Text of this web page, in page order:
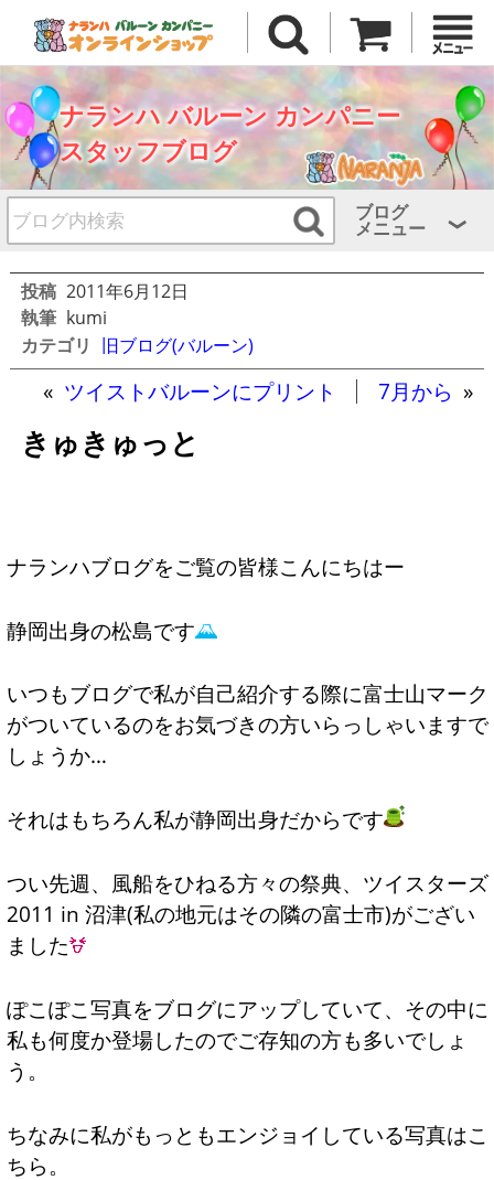
ナランハ バルーン カンパニー
スタッフブログ
ブログ
メニュー
投稿 2011年6月12日
執筆 kumi
カテゴリ 旧ブログ(バルーン)
« ツイストバルーンにプリント 7月から »
きゅきゅっと
ナランハブログをご覧の皆様こんにちはー
静岡出身の松島です
いつもブログで私が自己紹介する際に富士山マーク
がついているのをお気づきの方いらっしゃいますで
しょうか…
それはもちろん私が静岡出身だからです
つい先週、風船をひねる方々の祭典、ツイスターズ
2011 in 沼津(私の地元はその隣の富士市)がござい
ました
ぽこぽこ写真をブログにアップしていて、その中に
私も何度か登場したのでご存知の方も多いでしょ
う。
ちなみに私がもっともエンジョイしている写真はこ
ちら。